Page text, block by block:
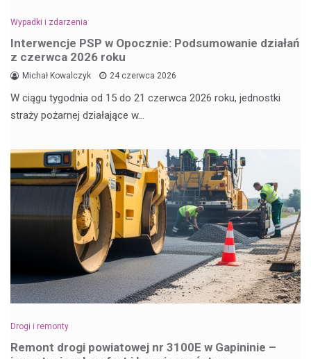
Wypadki i zdarzenia
Interwencje PSP w Opocznie: Podsumowanie działań
z czerwca 2026 roku
Michał Kowalczyk 24 czerwca 2026
W ciągu tygodnia od 15 do 21 czerwca 2026 roku, jednostki
straży pożarnej działające w…
Drogi i remonty
Remont drogi powiatowej nr 3100E w Gapininie –